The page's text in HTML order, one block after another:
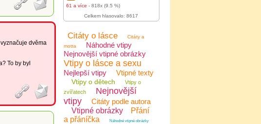
dvěma
To by byl
61 a více - 818x (9.5 %)
Celkem hlasovalo: 8617
Citáty o lásce
Citáty a
motta
Náhodné vtipy
Nejnovější vtipné obrázky
Vtipy o lásce a sexu
Nejlepší vtipy Vtipné texty
Vtipy o dětech
Vtipy o
zvířatech
Nejnovější
vtipy
Citáty podle autora
Vtipné obrázky
Přání
a přáníčka
Náhodné vtipné obrázky